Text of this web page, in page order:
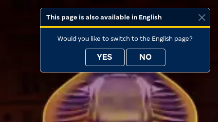
This page is also available in English
Would you like to switch to the English page?
YES NO